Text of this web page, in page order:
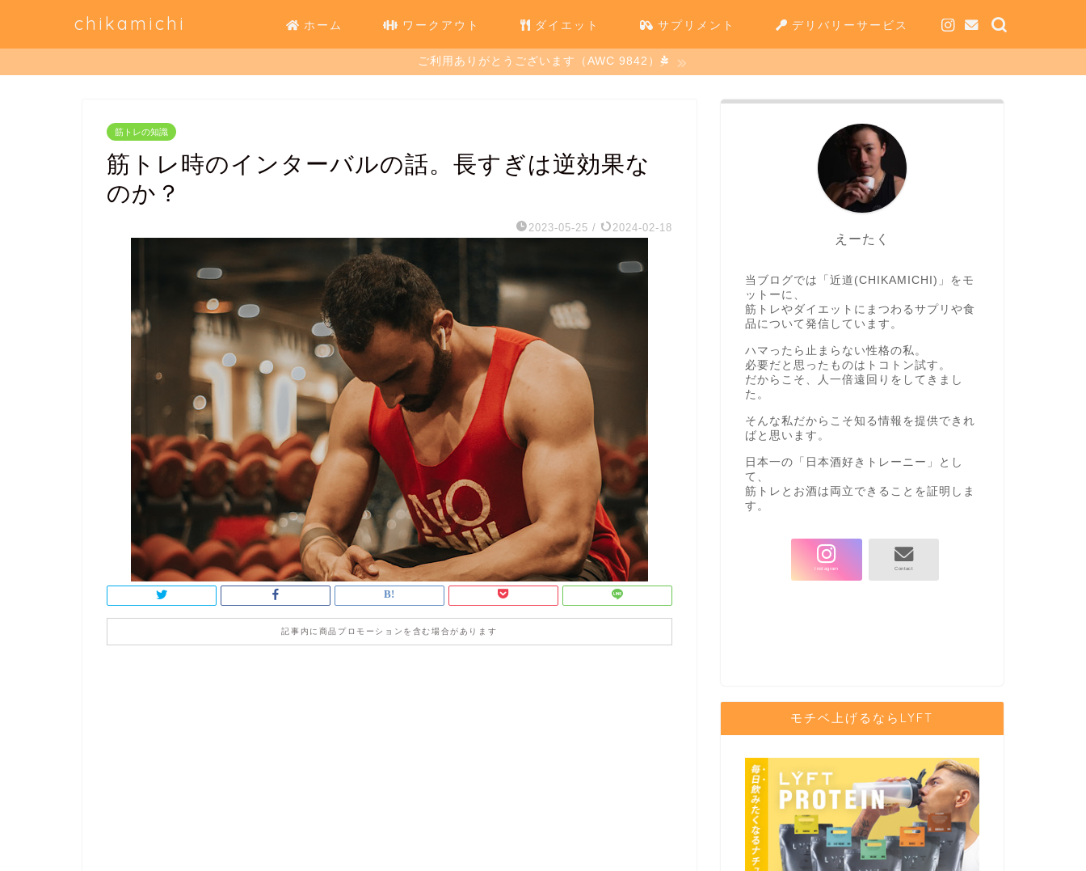
chikamichi ホーム ワークアウト ダイエット サプリメント デリバリーサービス
ご利用ありがとうございます（AWC 9842）
筋トレの知識
筋トレ時のインターバルの話。長すぎは逆効果な
のか？
2023-05-25 / 2024-02-18
記事内に商品プロモーションを含む場合があります
えーたく
当ブログでは「近道(CHIKAMICHI)」をモ
ットーに、
筋トレやダイエットにまつわるサプリや食
品について発信しています。
ハマったら止まらない性格の私。
必要だと思ったものはトコトン試す。
だからこそ、人一倍遠回りをしてきまし
た。
そんな私だからこそ知る情報を提供できれ
ばと思います。
日本一の「日本酒好きトレーニー」とし
て、
筋トレとお酒は両立できることを証明しま
す。
モチベ上げるならLYFT